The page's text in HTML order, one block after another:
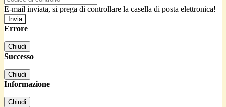
E-mail inviata, si prega di controllare la casella di posta elettronica!
Errore
Chiudi
Successo
Chiudi
Informazione
Chiudi